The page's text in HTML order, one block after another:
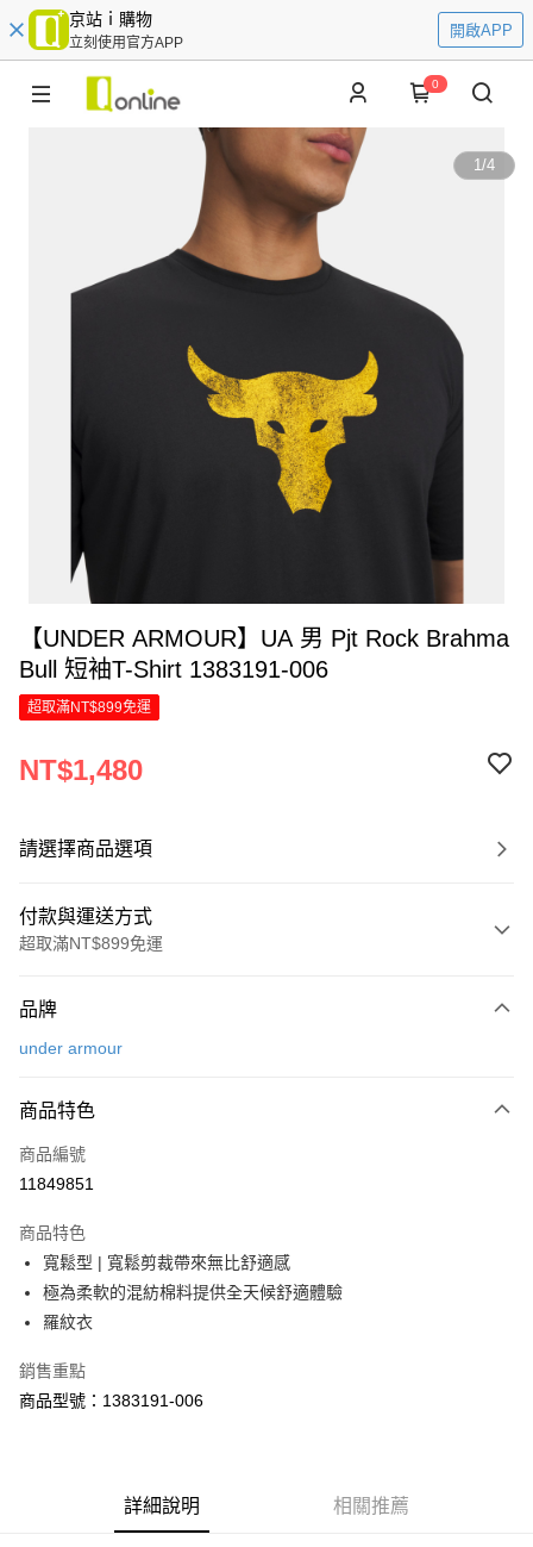
京站ｉ購物
立刻使用官方APP
開啟APP
0
1/4
【UNDER ARMOUR】UA 男 Pjt Rock Brahma
Bull 短袖T-Shirt 1383191-006
超取滿NT$899免運
NT$1,480
請選擇商品選項
付款與運送方式
超取滿NT$899免運
信用卡一次付款
Apple Pay
街口支付
Google Pay
全盈+PAY
大哥付你分期
相關說明
1.本服務由台灣大哥大提供，台灣大哥大用戶可立即使用無須另外申請。
3.實際核准額度、可分期數及費用金額請依後續交易確認頁面所載為準。
4.訂單成立30分鐘內，如未前往確認交易或遇審核未通過，訂單將自動取
消。如遇「轉專審核」未通過狀況，表示未達大哥付你分期系統評分，恕無
AFTEE先享後付
品牌
under armour
商品特色
商品編號
11849851
商品特色
寬鬆型 | 寬鬆剪裁帶來無比舒適感
極為柔軟的混紡棉料提供全天候舒適體驗
羅紋衣
銷售重點
商品型號：1383191-006
詳細說明 相關推薦